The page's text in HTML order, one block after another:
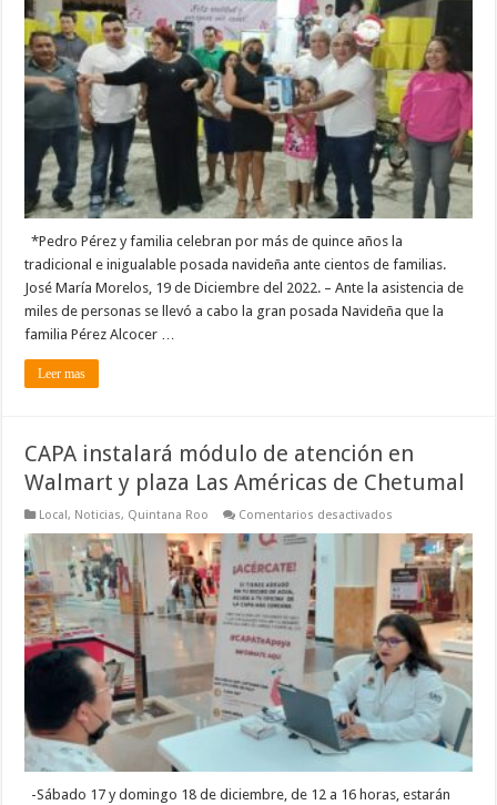
FAMILIAS
DISFRUTARON
INIGUALABLE
POSADA
NAVIDEÑA
*Pedro Pérez y familia celebran por más de quince años la
tradicional e inigualable posada navideña ante cientos de familias.
José María Morelos, 19 de Diciembre del 2022. – Ante la asistencia de
miles de personas se llevó a cabo la gran posada Navideña que la
familia Pérez Alcocer …
Leer mas
CAPA instalará módulo de atención en
Walmart y plaza Las Américas de Chetumal
Local, Noticias, Quintana Roo Comentarios desactivados
instalará
módulo
de
atención
en
Walmart
y
plaza
Las
Américas
Chetumal
-Sábado 17 y domingo 18 de diciembre, de 12 a 16 horas, estarán